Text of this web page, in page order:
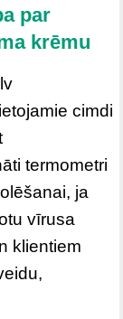
par
krēmu
cimdi
termometri
ja
vīrusa
klientiem